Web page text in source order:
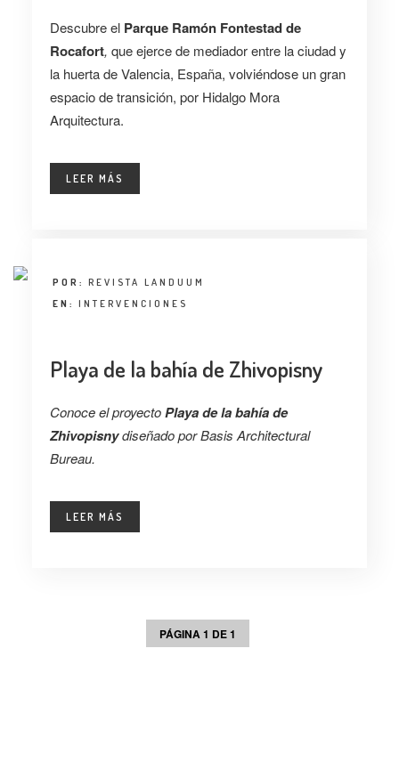
Descubre el Parque Ramón Fontestad de
Rocafort, queejerce de mediador entre la ciudad y
la huerta de Valencia, España, volviéndose un gran
espacio de transición, por Hidalgo Mora
Arquitectura.
LEER MÁS
POR: REVISTA LANDUUM
EN: INTERVENCIONES
Playa de la bahía de Zhivopisny
Conoce el proyectoPlaya de la bahía de
Zhivopisnydiseñado por Basis Architectural
Bureau.
LEER MÁS
PÁGINA 1 DE 1